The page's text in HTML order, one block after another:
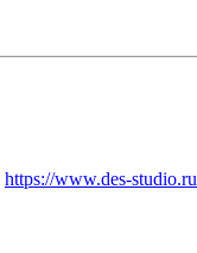
https://www.des-studio.ru